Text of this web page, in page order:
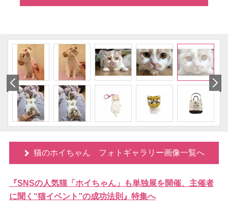
猫のホイちゃん フォトギャラリー画像一覧へ
『SNSの人気猫「ホイちゃん」も単独展を開催、主催者
に聞く“猫イベント”の成功法則』特集へ